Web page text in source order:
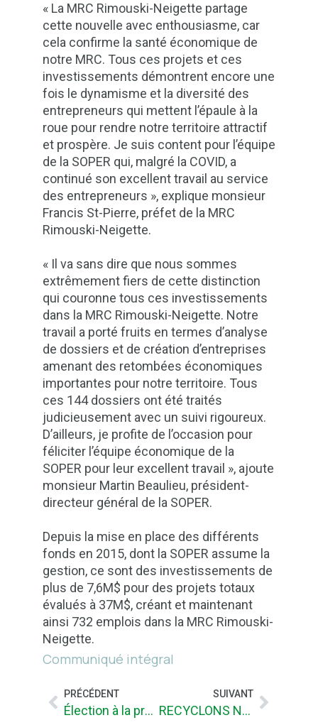
« La MRC Rimouski-Neigette partage
cette nouvelle avec enthousiasme, car
cela confirme la santé économique de
notre MRC. Tous ces projets et ces
investissements démontrent encore une
fois le dynamisme et la diversité des
entrepreneurs qui mettent l’épaule à la
roue pour rendre notre territoire attractif
et prospère. Je suis content pour l’équipe
de la SOPER qui, malgré la COVID, a
continué son excellent travail au service
des entrepreneurs », explique monsieur
Francis St-Pierre, préfet de la MRC
Rimouski-Neigette.
« Il va sans dire que nous sommes
extrêmement fiers de cette distinction
qui couronne tous ces investissements
dans la MRC Rimouski-Neigette. Notre
travail a porté fruits en termes d’analyse
de dossiers et de création d’entreprises
amenant des retombées économiques
importantes pour notre territoire. Tous
ces 144 dossiers ont été traités
judicieusement avec un suivi rigoureux.
D’ailleurs, je profite de l’occasion pour
féliciter l’équipe économique de la
SOPER pour leur excellent travail », ajoute
monsieur Martin Beaulieu, président-
directeur général de la SOPER.
Depuis la mise en place des différents
fonds en 2015, dont la SOPER assume la
gestion, ce sont des investissements de
plus de 7,6M$ pour des projets totaux
évalués à 37M$, créant et maintenant
ainsi 732 emplois dans la MRC Rimouski-
Neigette.
Communiqué intégral
PRÉCÉDENT
Élection à la préfecture
SUIVANT
RECYCLONS NOS ARBRES DE NOËL!